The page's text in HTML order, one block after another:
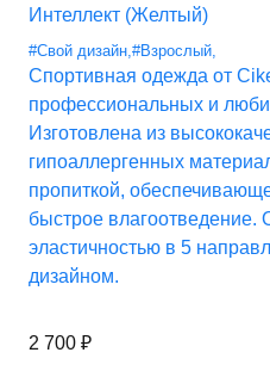
Интеллект (Желтый)
#Свой дизайн,#Взрослый,
Спортивная одежда от
профессиональных и
Изготовлена из
гипоаллергенных
пропиткой,
быстрое влагоотведение.
эластичностью в 5
дизайном.
2 700 ₽